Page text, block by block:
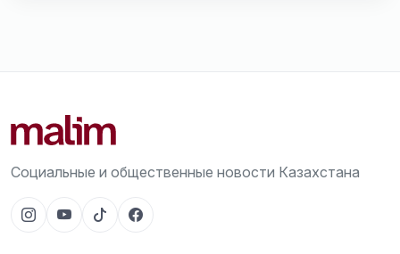
Социальные и общественные новости Казахстана